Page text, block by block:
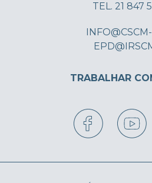
TEL. 21 847
TRABALHAR